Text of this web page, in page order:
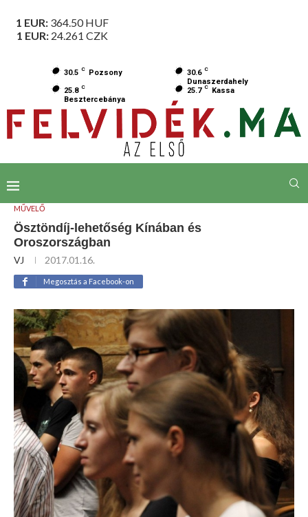
1 EUR: 364.50HUF
1 EUR: 24.261 CZK
30.5 C Pozsony 30.6 C
Dunaszerdahely
25.8 C
Besztercebánya
25.7 C Kassa
MŰVELŐ
Ösztöndíj-lehetőség Kínában és
Oroszországban
VJ 2017.01.16.
Megosztás a Facebook-on